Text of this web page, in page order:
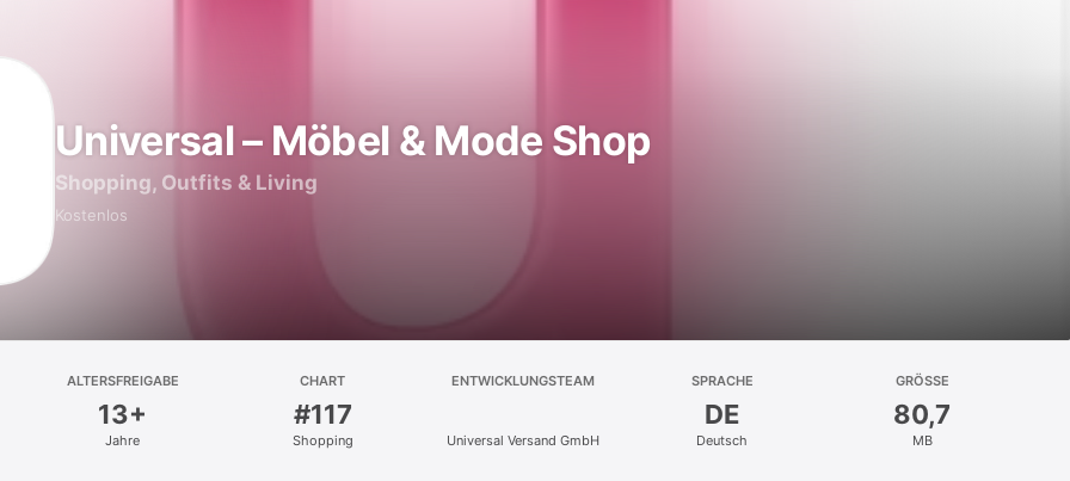
Universal – Möbel & Mode Shop
Shopping, Outfits & Living
Kostenlos
ALTERSFREIGABE
13+
Jahre
CHART
#117
Shopping
ENTWICKLUNGSTEAM
Universal Versand GmbH
SPRACHE
DE
Deutsch
GRÖSSE
80,7
MB